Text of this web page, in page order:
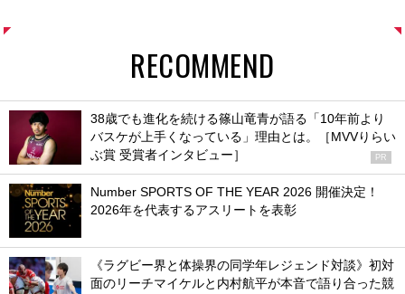
RECOMMEND
38歳でも進化を続ける篠山竜青が語る「10年前より
バスケが上手くなっている」理由とは。［MVVりらい
ぶ賞 受賞者インタビュー］
PR
Number SPORTS OF THE YEAR 2026 開催決定！
2026年を代表するアスリートを表彰
《ラグビー界と体操界の同学年レジェンド対談》初対
面のリーチマイケルと内村航平が本音で語り合った競